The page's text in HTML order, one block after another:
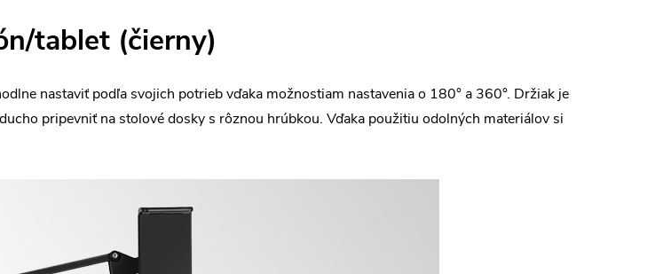
tablet (čierny)
nastaviť podľa svojich potrieb vďaka možnostiam nastavenia o 180° a 360°. Držiak je
pripevniť na stolové dosky s rôznou hrúbkou. Vďaka použitiu odolných materiálov si